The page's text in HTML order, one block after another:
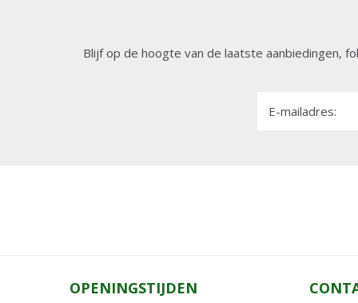
Blijf op de hoogte van de laatste aanbiedingen,
E-mailadres:
OPENINGSTIJDEN